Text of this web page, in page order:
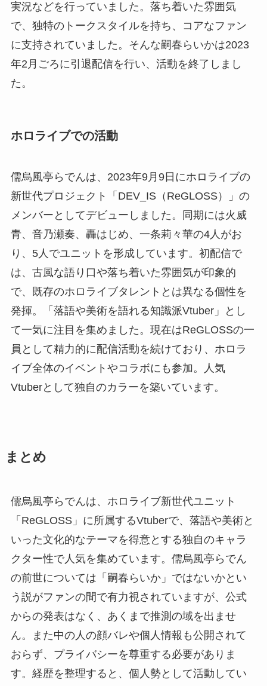
実況などを行っていました。落ち着いた雰囲気
で、独特のトークスタイルを持ち、コアなファン
に支持されていました。そんな嗣春らいかは2023
年2月ごろに引退配信を行い、活動を終了しまし
た。
ホロライブでの活動
儒烏風亭らでんは、2023年9月9日にホロライブの
新世代プロジェクト「DEV_IS（ReGLOSS）」の
メンバーとしてデビューしました。同期には火威
青、音乃瀬奏、轟はじめ、一条莉々華の4人がお
り、5人でユニットを形成しています。初配信で
は、古風な語り口や落ち着いた雰囲気が印象的
で、既存のホロライブタレントとは異なる個性を
発揮。「落語や美術を語れる知識派Vtuber」とし
て一気に注目を集めました。現在はReGLOSSの一
員として精力的に配信活動を続けており、ホロラ
イブ全体のイベントやコラボにも参加。人気
Vtuberとして独自のカラーを築いています。
まとめ
儒烏風亭らでんは、ホロライブ新世代ユニット
「ReGLOSS」に所属するVtuberで、落語や美術と
いった文化的なテーマを得意とする独自のキャラ
クター性で人気を集めています。儒烏風亭らでん
の前世については「嗣春らいか」ではないかとい
う説がファンの間で有力視されていますが、公式
からの発表はなく、あくまで推測の域を出ませ
ん。また中の人の顔バレや個人情報も公開されて
おらず、プライバシーを尊重する必要がありま
す。経歴を整理すると、個人勢として活動してい